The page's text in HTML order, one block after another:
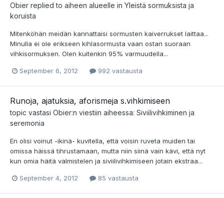
Obier replied to aiheen alueelle in Yleistä sormuksista ja
koruista
Mitenköhän meidän kannattaisi sormusten kaiverrukset laittaa...
Minulla ei ole erikseen kihlasormusta vaan ostan suoraan
vihkisormuksen. Olen kuitenkin 95% varmuudella...
September 6, 2012 992 vastausta
Runoja, ajatuksia, aforismeja s.vihkimiseen
topic vastasi Obier:n viestiin aiheessa: Siviilivihkiminen ja
seremonia
En olisi voinut -ikinä- kuvitella, että voisin ruveta muiden tai
omissa häissä tihrustamaan, mutta niin siinä vain kävi, että nyt
kun omia häitä valmistelen ja siviilivihkimiseen jotain ekstraa...
September 4, 2012 85 vastausta